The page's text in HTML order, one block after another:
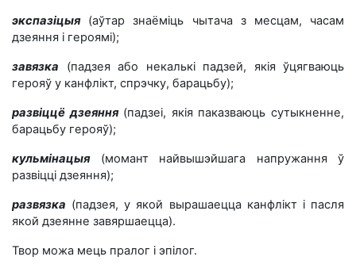
экспазіцыя(аўтар знаёміць чытача з месцам, часам
дзеяння і героямі);
завязка (падзея або некалькі падзей, якія ўцягваюць
герояў у канфлікт, спрэчку, барацьбу);
развіццё дзеяння(падзеі, якія паказваюць сутыкненне,
барацьбу герояў);
кульмінацыя(момант найвышэйшага напружання ў
развіцці дзеяння);
развязка (падзея, у якой вырашаецца канфлікт і пасля
якой дзеянне завяршаецца).
Твор можа мець пралог і эпілог.